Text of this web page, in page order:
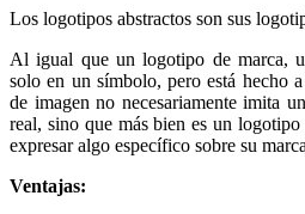
Los logotipos abstractos son sus
Al igual que un logotipo de marca,
solo en un símbolo, pero está hecho
de imagen no necesariamente imita
real, sino que más bien es un
expresar algo específico sobre su
Ventajas: